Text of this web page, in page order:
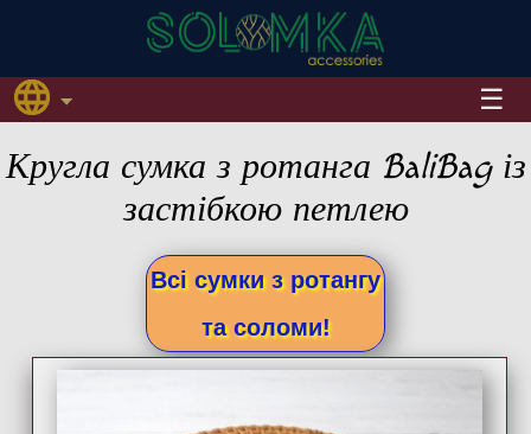
Кругла сумка з ротанга BaliBag із
застібкою петлею
Всі сумки з ротангу
та соломи!